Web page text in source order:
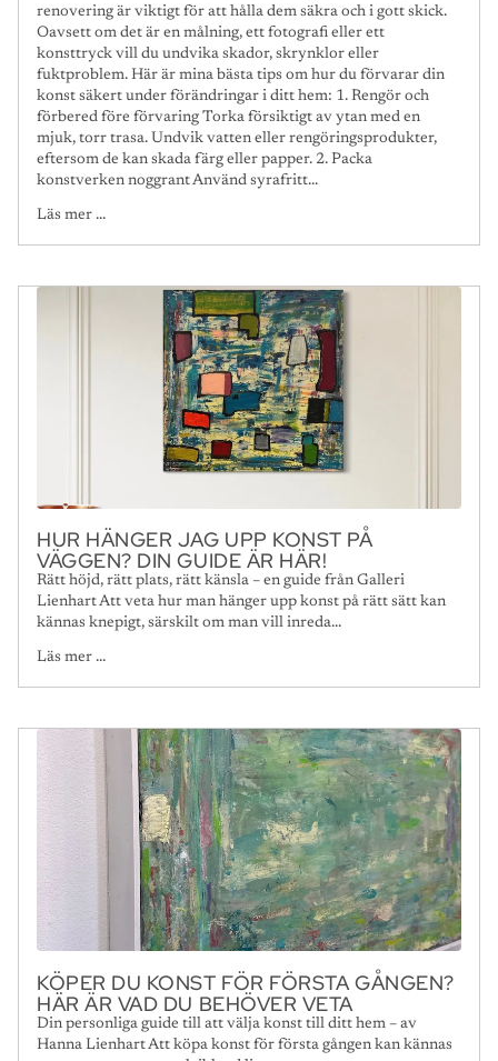
renovering är viktigt för att hålla dem säkra och i gott skick.
Oavsett om det är en målning, ett fotografi eller ett
konsttryck vill du undvika skador, skrynklor eller
fuktproblem. Här är mina bästa tips om hur du förvarar din
konst säkert under förändringar i ditt hem: 1. Rengör och
förbered före förvaring Torka försiktigt av ytan med en
mjuk, torr trasa. Undvik vatten eller rengöringsprodukter,
eftersom de kan skada färg eller papper. 2. Packa
konstverken noggrant Använd syrafritt...
Läs mer ...
HUR HÄNGER JAG UPP KONST PÅ
VÄGGEN? DIN GUIDE ÄR HÄR!
Rätt höjd, rätt plats, rätt känsla – en guide från Galleri
Lienhart Att veta hur man hänger upp konst på rätt sätt kan
kännas knepigt, särskilt om man vill inreda...
Läs mer ...
KÖPER DU KONST FÖR FÖRSTA GÅNGEN?
HÄR ÄR VAD DU BEHÖVER VETA
Din personliga guide till att välja konst till ditt hem – av
Hanna Lienhart Att köpa konst för första gången kan kännas